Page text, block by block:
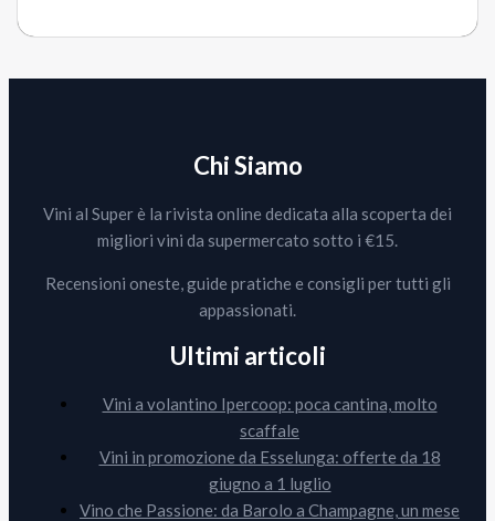
Chi Siamo
Vini al Super è la rivista online dedicata alla scoperta dei
migliori vini da supermercato sotto i €15.
Recensioni oneste, guide pratiche e consigli per tutti gli
appassionati.
Ultimi articoli
Vini a volantino Ipercoop: poca cantina, molto
scaffale
Vini in promozione da Esselunga: offerte da 18
giugno a 1 luglio
Vino che Passione: da Barolo a Champagne, un mese